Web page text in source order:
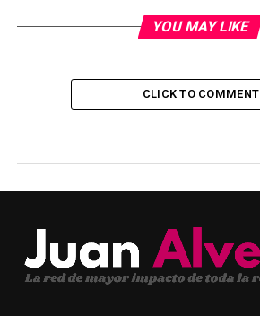
YOU MAY LIKE
CLICK TO COMMENT